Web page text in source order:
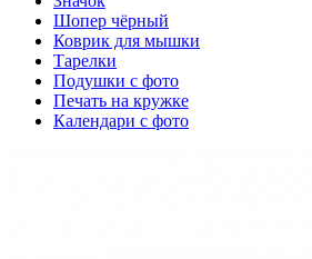
Шопер чёрный
Коврик для мышки
Тарелки
Подушки с фото
Печать на кружке
Календари с фото